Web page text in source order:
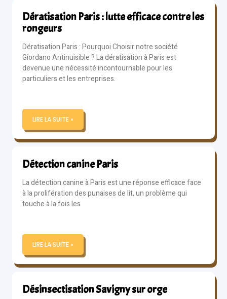
Dératisation Paris : lutte efficace contre les
rongeurs
Dératisation Paris : Pourquoi Choisir notre société
Giordano Antinuisible ? La dératisation à Paris est
devenue une nécessité incontournable pour les
particuliers et les entreprises.
LIRE LA SUITE »
Détection canine Paris
La détection canine à Paris est une réponse efficace face
à la prolifération des punaises de lit, un problème qui
touche à la fois les
LIRE LA SUITE »
Désinsectisation Savigny sur orge